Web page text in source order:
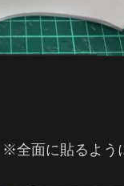
全面に貼るよう